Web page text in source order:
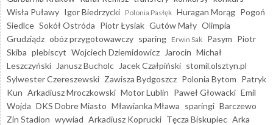
Wisła Puławy Igor Biedrzycki Polonia Pasłęk Huragan Morąg Pogoń
Siedlce Sokół Ostróda Piotr Łysiak Gutów Mały Olimpia
Grudziądz obóz przygotowawczy sparing Erwin Sak Pasym Piotr
Skiba plebiscyt Wojciech Dziemidowicz Jarocin Michał
Leszczyński
Janusz Bucholc Jacek Czałpiński stomil.olsztyn.pl
Sylwester Czereszewski Zawisza Bydgoszcz Polonia Bytom Patryk
Kun Arkadiusz Mroczkowski Motor Lublin Paweł Głowacki Emil
Wojda DKS Dobre Miasto Mławianka Mława sparingi Barczewo
Zin Stadion wywiad Arkadiusz Koprucki Tęcza Biskupiec Arka